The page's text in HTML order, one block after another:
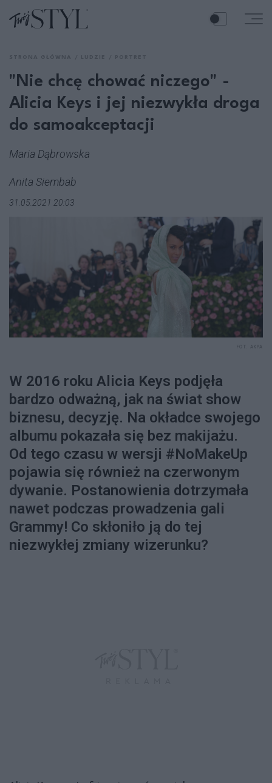
"Nie chcę chować niczego" -
Alicia Keys i jej niezwykła droga
do samoakceptacji
Maria Dąbrowska
Anita Siembab
31.05.2021 20:03
W 2016 roku Alicia Keys podjęła
bardzo odważną, jak na świat show
biznesu, decyzję. Na okładce swojego
albumu pokazała się bez makijażu.
Od tego czasu w wersji #NoMakeUp
pojawia się również na czerwonym
dywanie. Postanowienia dotrzymała
nawet podczas prowadzenia gali
Grammy! Co skłoniło ją do tej
niezwykłej zmiany wizerunku?